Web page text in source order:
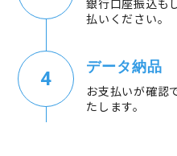
銀行口座振込も
払いください。
データ納品
お支払いが確認
たします。